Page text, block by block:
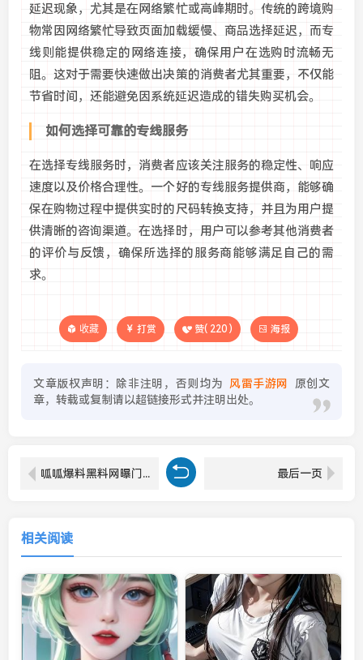
延迟现象，尤其是在网络繁忙或高峰期时。传统的跨境购
物常因网络繁忙导致页面加载缓慢、商品选择延迟，而专
线则能提供稳定的网络连接，确保用户在选购时流畅无
阻。这对于需要快速做出决策的消费者尤其重要，不仅能
节省时间，还能避免因系统延迟造成的错失购买机会。
如何选择可靠的专线服务
在选择专线服务时，消费者应该关注服务的稳定性、响应
速度以及价格合理性。一个好的专线服务提供商，能够确
保在购物过程中提供实时的尺码转换支持，并且为用户提
供清晰的咨询渠道。在选择时，用户可以参考其他消费者
的评价与反馈，确保所选择的服务商能够满足自己的需
求。
收藏 打赏 赞( 220 ) 海报
文章版权声明：除非注明，否则均为 风雷手游网
原创文
章，转载或复制请以超链接形式并注明出处。
呱呱爆料黑料网曝门黑料揭秘：网友曝光惊人内幕，背后真相令人震惊 最后一页
相关阅读